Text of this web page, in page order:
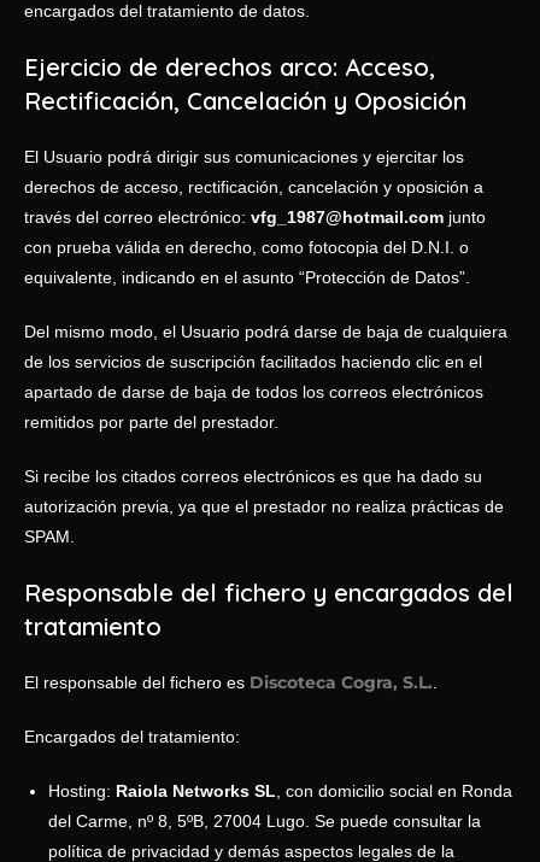
encargados del tratamiento de datos.
Ejercicio de derechos arco: Acceso,
Rectificación, Cancelación y Oposición
El Usuario podrá dirigir sus comunicaciones y ejercitar los
derechos de acceso, rectificación, cancelación y oposición a
través del correo electrónico: vfg_1987@hotmail.com junto
con prueba válida en derecho, como fotocopia del D.N.I. o
equivalente, indicando en el asunto “Protección de Datos”.
Del mismo modo, el Usuario podrá darse de baja de cualquiera
de los servicios de suscripción facilitados haciendo clic en el
apartado de darse de baja de todos los correos electrónicos
remitidos por parte del prestador.
Si recibe los citados correos electrónicos es que ha dado su
autorización previa, ya que el prestador no realiza prácticas de
SPAM.
Responsable del fichero y encargados del
tratamiento
El responsable del fichero es Discoteca Cogra, S.L.
Encargados del tratamiento:
Hosting: Raiola Networks SL , con domicilio social en Ronda
del Carme, nº 8, 5ºB, 27004 Lugo. Se puede consultar la
política de privacidad y demás aspectos legales de la